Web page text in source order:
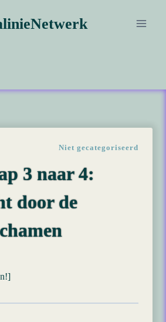
Niet gecategoriseerd
3 naar 4:
door de